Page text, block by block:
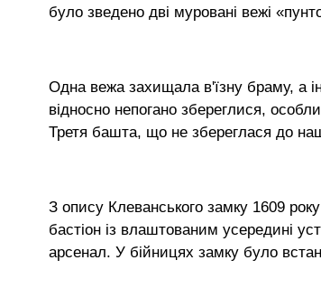
було зведено дві муровані вежі
Одна вежа захищала в'їзну браму, а
відносно непогано збереглися,
Третя башта, що не збереглася до
З опису Клеванського замку 1609
бастіон із влаштованим усередині
арсенал. У бійницях замку було